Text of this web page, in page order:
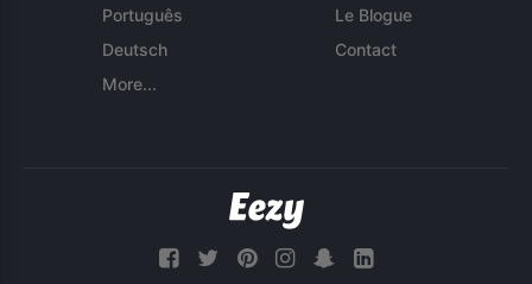
Português
Deutsch
More...
Le Blogue
Contact